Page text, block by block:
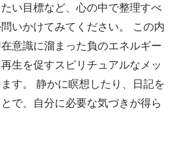
い目標など、心の中で整理すべ
いかけてみてください。 この内
意識に溜まった負のエネルギー
生を促すスピリチュアルなメッ
す。 静かに瞑想したり、日記を
で、自分に必要な気づきが得ら